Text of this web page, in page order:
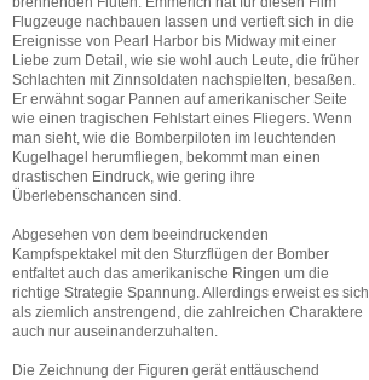
Flugzeuge nachbauen lassen und vertieft sich in die
Ereignisse von Pearl Harbor bis Midway mit einer
Liebe zum Detail, wie sie wohl auch Leute, die früher
Schlachten mit Zinnsoldaten nachspielten, besaßen.
Er erwähnt sogar Pannen auf amerikanischer Seite
wie einen tragischen Fehlstart eines Fliegers. Wenn
man sieht, wie die Bomberpiloten im leuchtenden
Kugelhagel herumfliegen, bekommt man einen
drastischen Eindruck, wie gering ihre
Überlebenschancen sind.
Abgesehen von dem beeindruckenden
Kampfspektakel mit den Sturzflügen der Bomber
entfaltet auch das amerikanische Ringen um die
richtige Strategie Spannung. Allerdings erweist es sich
als ziemlich anstrengend, die zahlreichen Charaktere
auch nur auseinanderzuhalten.
Die Zeichnung der Figuren gerät enttäuschend